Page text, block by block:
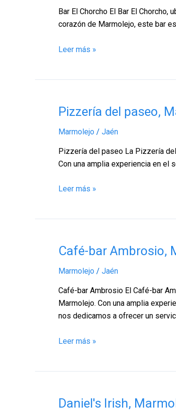
Bar El Chorcho El Bar El
corazón de Marmolejo, este bar
Marmolejo
Leer más »
Pizzería del paseo,
Marmolejo / Jaén
Pizzería del paseo La Pizzería
Con una amplia experiencia en el
Pizzería
paseo,
Marmolejo
–
Leer más »
Café-bar Ambrosio,
Marmolejo / Jaén
Café-bar Ambrosio El Café-bar
Marmolejo. Con una amplia
nos dedicamos a ofrecer un
Café-
Ambrosio,
Marmolejo
–
Leer más »
Daniel's Irish,
Daniel's